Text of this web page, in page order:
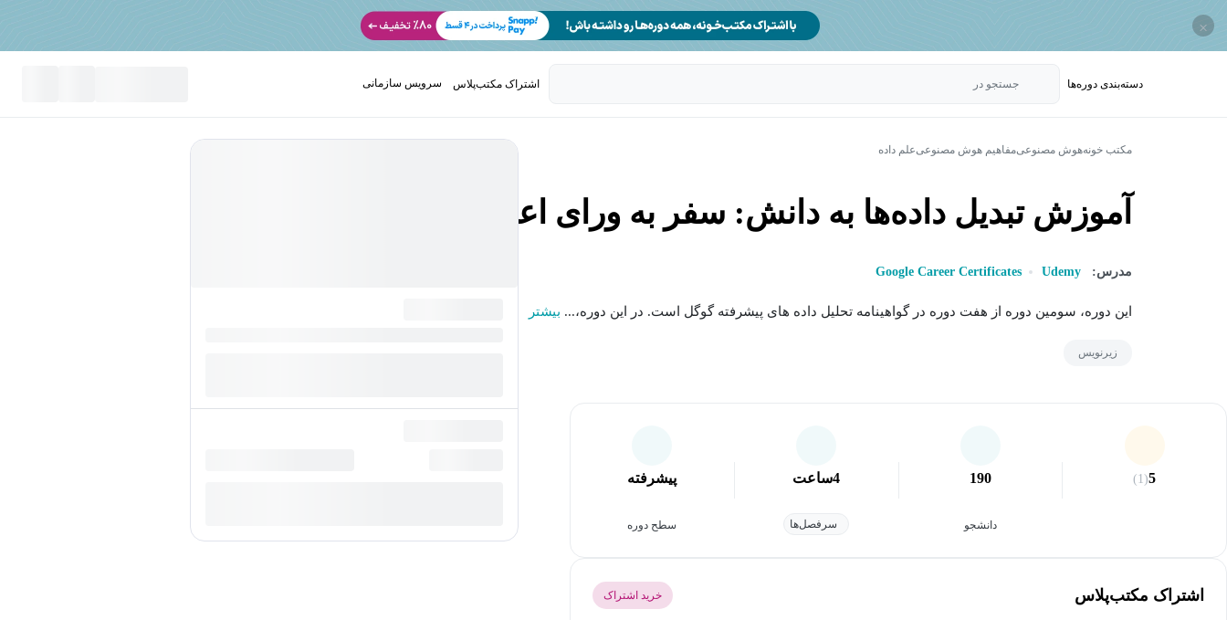
×
دسته‌بندی‌ دوره‌ها جستجو در اشتراک مکتب‌پلاس سرویس سازمانی
مکتب خونههوش مصنوعیمفاهیم هوش مصنوعیعلم داده
آموزش تبدیل داده‌ها به دانش: سفر به ورای اعداد
مدرس: Udemy
Google Career Certificates
این دوره، سومین دوره از هفت دوره در گواهینامه تحلیل داده های پیشرفته گوگل است. در این دوره،... بیشتر
زیرنویس
5
(1)
190
دانشجو
4ساعت
سرفصل‌ها
پیشرفته
سطح دوره
اشتراک مکتب‌پلاس خرید اشتراک